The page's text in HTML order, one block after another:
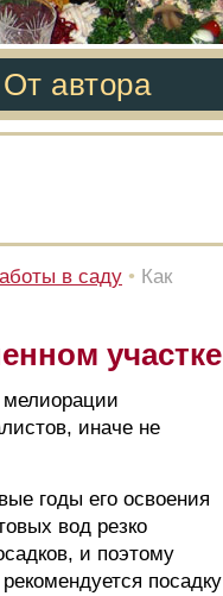
От автора
в саду • Как
участке
иначе не
годы его освоения
вод резко
и поэтому
посадку